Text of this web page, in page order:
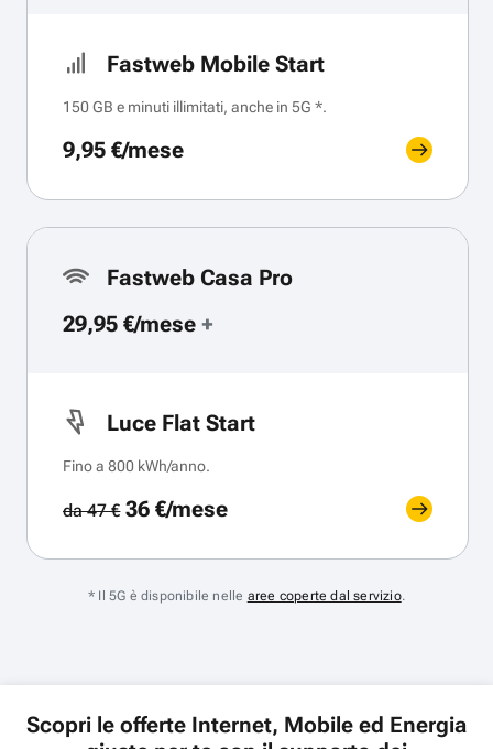
Fastweb Mobile Start
150 GB e minuti illimitati, anche in 5G *.
9,95 €/mese
Fastweb Casa Pro
29,95 €/mese +
Luce Flat Start
Fino a 800 kWh/anno.
da 47 €36 €/mese
* Il 5G è disponibile nelle aree coperte dal servizio.
Scopri le offerte Internet, Mobile ed Energia